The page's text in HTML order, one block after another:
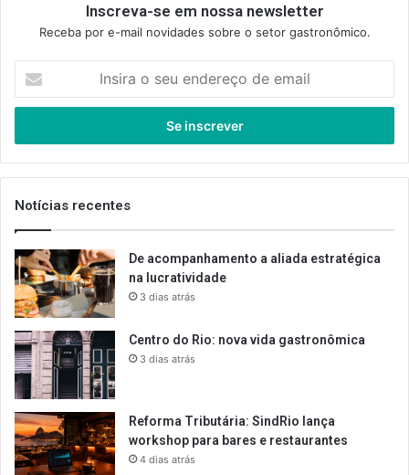
Inscreva-se em nossa newsletter
Receba por e-mail novidades sobre o setor gastronômico.
seu
de
email
Notícias recentes
De acompanhamento a aliada estratégica
na lucratividade
3 dias atrás
Centro do Rio: nova vida gastronômica
3 dias atrás
Reforma Tributária: SindRio lança
workshop para bares e restaurantes
4 dias atrás